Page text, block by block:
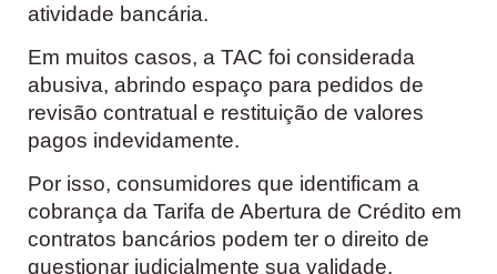
atividade bancária.
Em muitos casos, a TAC foi considerada
abusiva, abrindo espaço para pedidos de
revisão contratual e restituição de valores
pagos indevidamente.
Por isso, consumidores que identificam a
cobrança da Tarifa de Abertura de Crédito em
contratos bancários podem ter o direito de
questionar judicialmente sua validade,